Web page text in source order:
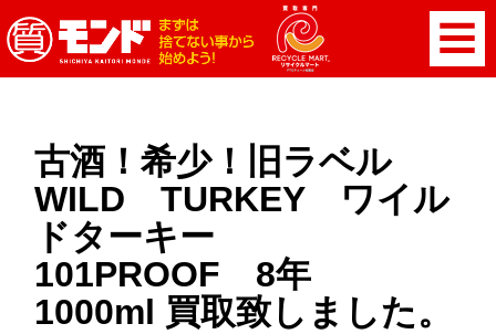
古酒！希少！旧ラベル
WILD TURKEY ワイル
ドターキー
101PROOF 8年
1000ml 買取致しました。